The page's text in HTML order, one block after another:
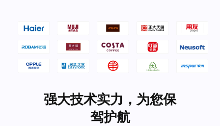
强大技术实力，为您保
驾护航